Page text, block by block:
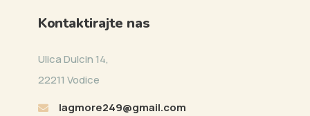
Kontaktirajte nas
Ulica Dulcin 14,
22211 Vodice
lagmore249@gmail.com